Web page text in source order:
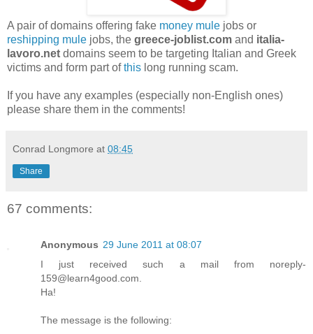
A pair of domains offering fake money mule jobs or
reshipping mule jobs, the greece-joblist.com and italia-
lavoro.net domains seem to be targeting Italian and Greek
victims and form part ofthis long running scam.
If you have any examples (especially non-English ones)
please share them in the comments!
Conrad Longmore at 08:45
Share
67 comments:
Anonymous 29 June 2011 at 08:07
I just received such a mail from noreply-
159@learn4good.com.
Ha!
The message is the following: